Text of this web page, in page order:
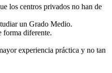
los centros privados no han de
un Grado Medio.
forma diferente.
experiencia práctica y no tan